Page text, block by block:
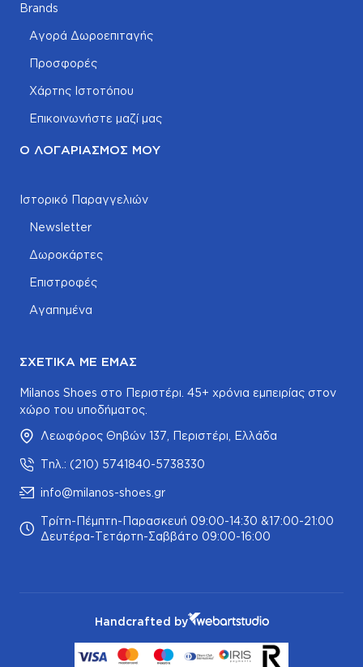
Brands
Αγορά Δωροεπιταγής
Προσφορές
Χάρτης Ιστοτόπου
Επικοινωνήστε μαζί μας
Ο ΛΟΓΑΡΙΑΣΜΌΣ ΜΟΥ
Ιστορικό Παραγγελιών
Newsletter
Δωροκάρτες
Επιστροφές
Αγαπημένα
ΣΧΕΤΙΚΆ ΜΕ ΕΜΆΣ
Milanos Shoes στο Περιστέρι. 45+ χρόνια εμπειρίας στον
χώρο του υποδήματος.
Λεωφόρος Θηβών 137, Περιστέρι, Ελλάδα
Τηλ.: (210) 5741840-5738330
info@milanos-shoes.gr
Τρίτη-Πέμπτη-Παρασκευή 09:00-14:30 &17:00-21:00
Δευτέρα-Τετάρτη-Σαββάτο 09:00-16:00
Handcrafted by